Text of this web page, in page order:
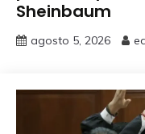
Sheinbaum
agosto 5, 2026